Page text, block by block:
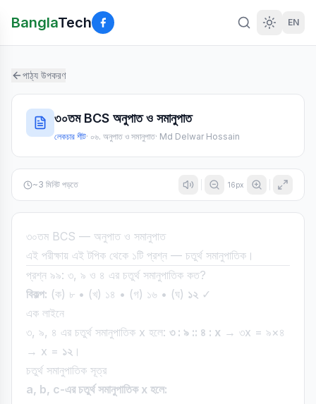
BanglaTech EN
পাঠ্য উপকরণ
৩০তম BCS অনুপাত ও সমানুপাত
লেকচার শীট· ০৬. অনুপাত ও সমানুপাত· Md Delwar Hossain
~3 মিনিট পড়তে 16px
৩০তম BCS — অনুপাত ও সমানুপাত
এই পরীক্ষায় এই টপিক থেকে ১টি প্রশ্ন — চতুর্থ সমানুপাতিক।
প্রশ্ন ৯৯: ৩, ৯ ও ৪ এর চতুর্থ সমানুপাতিক কত?
বিকল্প: (ক) ৮ • (খ) ১৪ • (গ) ১৬ • (ঘ) ১২ ✓
এক লাইনে
৩, ৯, ৪ এর চতুর্থ সমানুপাতিক x হলে: ৩ : ৯ :: ৪ : x → ৩x = ৯×৪
→ x = ১২ ।
চতুর্থ সমানুপাতিক সূত্র
a, b, c-এর চতুর্থ সমানুপাতিক x হলে: